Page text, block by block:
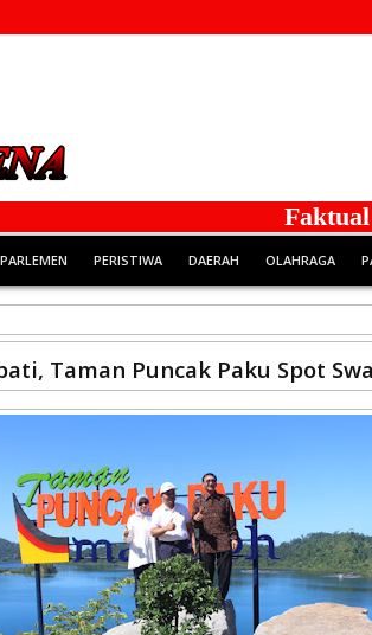
Faktual
PARLEMEN PERISTIWA DAERAH OLAHRAGA
Taman Puncak Paku Spot